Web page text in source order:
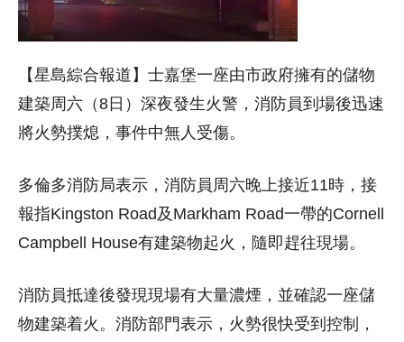
【星島綜合報道】士嘉堡一座由市政府擁有的儲物
建築周六（8日）深夜發生火警，消防員到場後迅速
將火勢撲熄，事件中無人受傷。
多倫多消防局表示，消防員周六晚上接近11時，接
報指Kingston Road及Markham Road一帶的Cornell
Campbell House有建築物起火，隨即趕往現場。
消防員抵達後發現現場有大量濃煙，並確認一座儲
物建築着火。消防部門表示，火勢很快受到控制，